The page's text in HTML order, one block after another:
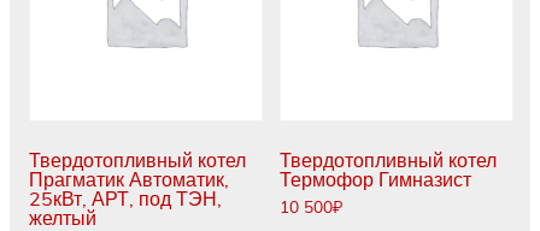
Твердотопливный котел
Прагматик Автоматик,
25кВт, АРТ, под ТЭН,
желтый
Твердотопливный котел
Термофор Гимназист
10 500₽